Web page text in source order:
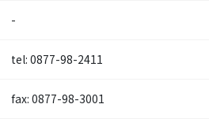
-
tel: 0877-98-2411
fax: 0877-98-3001